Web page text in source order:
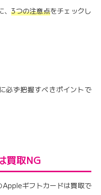
、3つの注意点をチェックし
必ず把握すべきポイントで
買取NG
ギフトカードは買取で